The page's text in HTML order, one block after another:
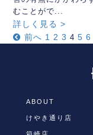
むことがで...
詳しく見る >
前へ 1 2 3 4 5 6
ABOUT
けやき通り店